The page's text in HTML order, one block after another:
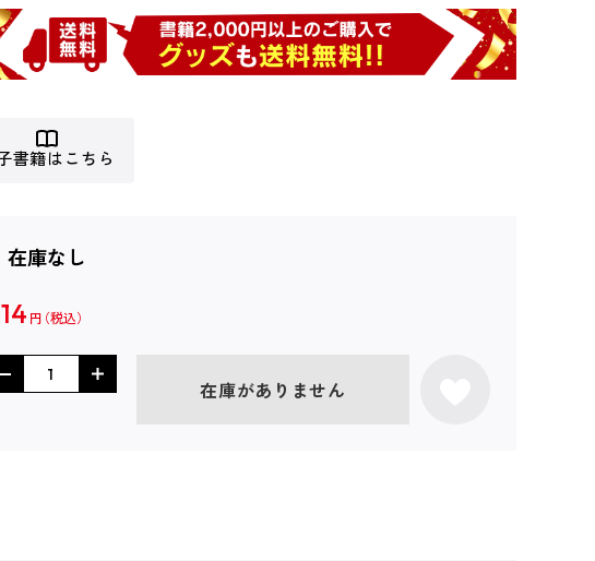
書籍はこちら
在庫なし
円
在庫がありません